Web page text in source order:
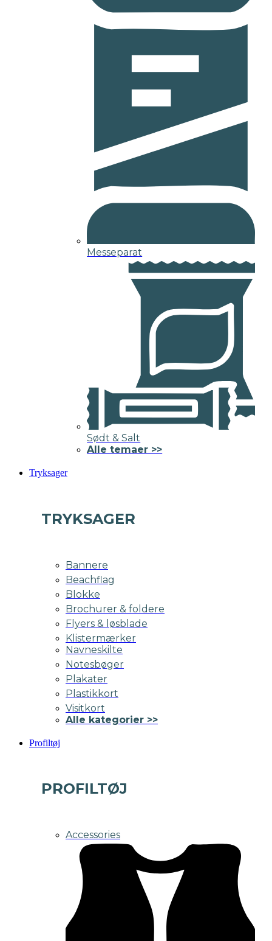
Messeparat
Sødt & Salt
Alle temaer >>
Tryksager
TRYKSAGER
Bannere
Beachflag
Blokke
Brochurer & foldere
Flyers & løsblade
Klistermærker
Navneskilte
Notesbøger
Plakater
Plastikkort
Visitkort
Alle kategorier >>
Profiltøj
PROFILTØJ
Accessories